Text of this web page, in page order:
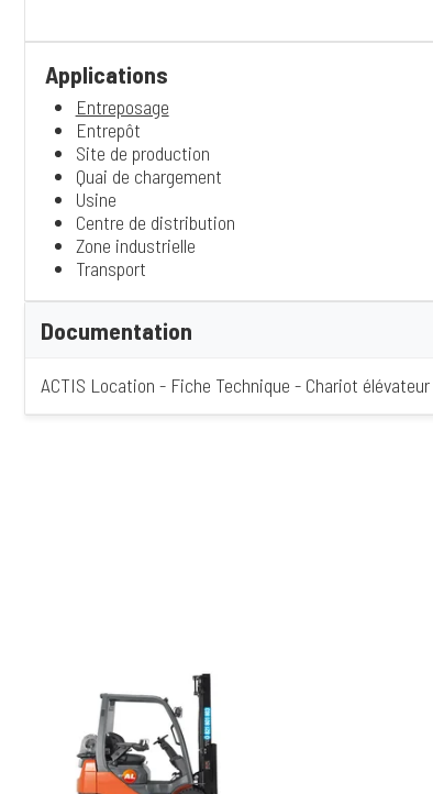
Applications
Entreposage
Entrepôt
Site de production
Quai de chargement
Usine
Centre de distribution
Zone industrielle
Transport
Documentation
ACTIS Location - Fiche Technique - Chariot